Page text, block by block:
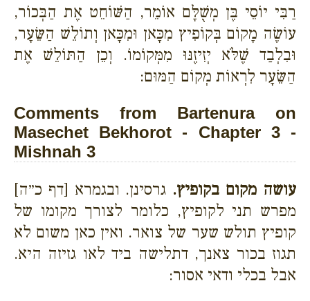
רַבִּי יוֹסֵי בֶּן מְשֻׁלָּם אוֹמֵר, הַשּׁוֹחֵט אֶת הַבְּכוֹר,
עוֹשֶׂה מָקוֹם בְּקוֹפִיץ מִכָּאן וּמִכָּאן וְתוֹלֵשׁ הַשֵּׂעָר,
וּבִלְבַד שֶׁלֹּא יְזִיזֶנּוּ מִמְּקוֹמוֹ. וְכֵן הַתּוֹלֵשׁ אֶת
הַשֵּׂעָר לִרְאוֹת מְקוֹם הַמּוּם:
Comments from Bartenura on
Masechet Bekhorot - Chapter 3 -
Mishnah 3
עושה מקום בקופיץ. גרסינן. ובגמרא [דף כ״ה]
מפרש תני לקופיץ, כלומר לצורך מקומו של
קופיץ תולש שער של צואר. ואין כאן משום לא
תגוז בכור צאנך, דתלישה ביד לאו גזיזה היא.
אבל בכלי ודאי אסור: